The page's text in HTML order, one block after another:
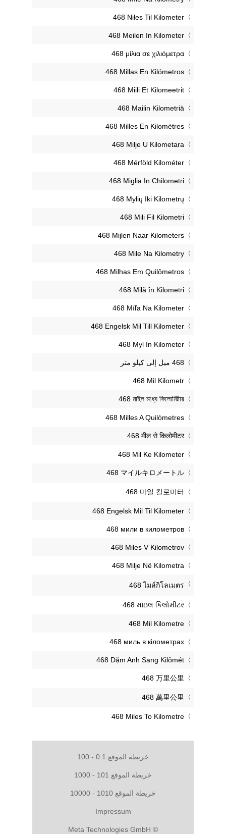
‎468 Niles Til Kilometer
‎468 Meilen In Kilometer
‎468 μίλια σε χιλιόμετρα
‎468 Millas En Kilómetros
‎468 Miili Et Kilomeetrit
‎468 Mailin Kilometriä
‎468 Milles En Kilomètres
‎468 Milje U Kilometara
‎468 Mérföld Kilométer
‎468 Miglia In Chilometri
‎468 Mylių Iki Kilometrų
‎468 Mili Fil Kilometri
‎468 Mijlen Naar Kilometers
‎468 Mile Na Kilometry
‎468 Milhas Em Quilômetros
‎468 Milă în Kilometri
‎468 Míľa Na Kilometer
‎468 Engelsk Mil Till Kilometer
‎468 Myl In Kilometer
‎468 Mil Kilometr
‎468 মাইল মধ্যে কিলোমিটার
‎468 Milles A Quilòmetres
‎468 मील से किलोमीटर
‎468 Mil Ke Kilometer
‎468 マイルキロメートル
‎468 마일 킬로미터
‎468 Engelsk Mil Til Kilometer
‎468 мили в километров
‎468 Miles V Kilometrov
‎468 Milje Në Kilometra
‎468 ไมล์กิโลเมตร
‎468 માઇલ કિલોમીટર
‎468 Mil Kilometre
‎468 миль в кілометрах
‎468 Dặm Anh Sang Kilômét
‎468 万里公里
‎468 萬里公里
‎468 Miles To Kilometre
خريطة الموقع 0.1 - 100
خريطة الموقع 101 - 1000
خريطة الموقع 1010 - 10000
Impressum
© Meta Technologies GmbH